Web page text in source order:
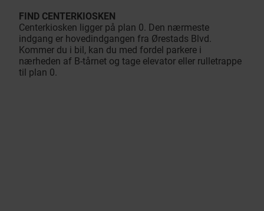
FIND CENTERKIOSKEN
Centerkiosken ligger på plan 0. Den nærmeste
indgang er hovedindgangen fra Ørestads Blvd.
Kommer du i bil, kan du med fordel parkere i
nærheden af B-tårnet og tage elevator eller rulletrappe
til plan 0.